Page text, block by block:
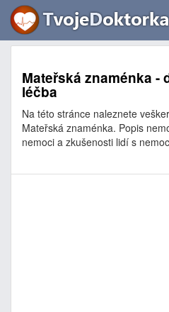
Mateřská znaménka -
léčba
Na této stránce naleznete
Mateřská znaménka. Popis
nemoci a zkušenosti lidí s